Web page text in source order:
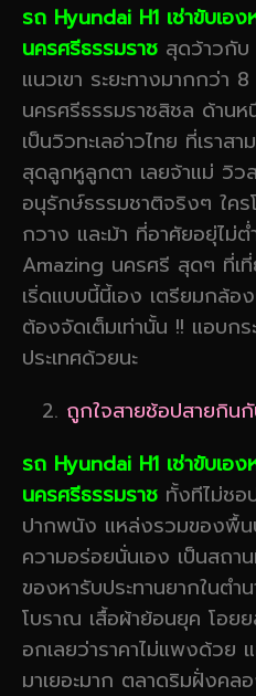
รถ Hyundai H1 เช่าขับเอ
นครศรีธรรมราช สุดว้าวกั
แนวเขา ระยะทางมากกว่า
นครศรีธรรมราชสิชล ด้านห
เป็นวิวทะเลอ่าวไทย ที่เราส
สุดลูกหูลูกตา เลยจ้าแม่ วิว
อนุรักษ์ธรรมชาติจริงๆ ใค
กวาง และม้า ที่อาศัยอยุ่ไม่
Amazing นครศรี สุดๆ ที่เ
เริ่ดแบบนี้นี้เอง เตรียมกล้
ต้องจัดเต็มเท่านั้น !! แอบก
ประเทศด้วยนะ
ถูกใจสายช้อปสายกิ
รถ Hyundai H1 เช่าขับเอ
นครศรีธรรมราช ทั้งทีไม่ช
ปากพนัง แหล่งรวมของพื้
ความอร่อยนั่นเอง เป็นสถา
ของหารับประทานยากในต
โบราณ เสื้อผ้าย้อนยุค โอย
อกเลยว่าราคาไม่แพงด้วย
มาเยอะมาก ตลาดริมฝั่งคล